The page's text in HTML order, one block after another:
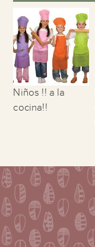
Niños !! a la
cocina!!